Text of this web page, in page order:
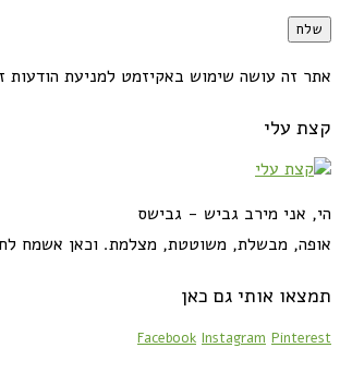
אתר זה עושה שימוש באקיזמט למניעת הודעות
קצת עלי
הי, אני מירב גביש - גבישס
אופה, מבשלת, משוטטת, מצלמת. וכאן אשמח
תמצאו אותי גם כאן
Facebook Instagram Pinterest